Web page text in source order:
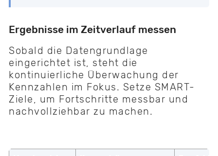
Ergebnisse im Zeitverlauf messen
Sobald die Datengrundlage
eingerichtet ist, steht die
kontinuierliche Überwachung der
Kennzahlen im Fokus. Setze SMART-
Ziele, um Fortschritte messbar und
nachvollziehbar zu machen.